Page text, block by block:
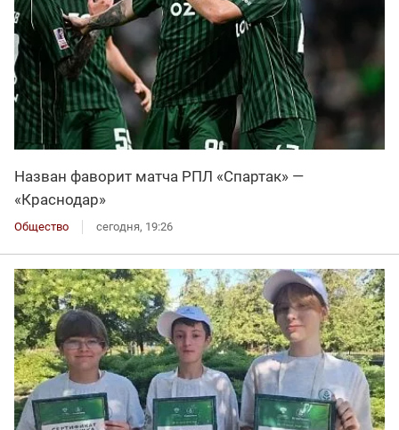
Назван фаворит матча РПЛ «Спартак» —
«Краснодар»
Общество сегодня, 19:26